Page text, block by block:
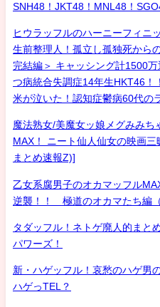
SNH48！JKT48！MNL48！
ヒウラッフルのハーニーフィニ
生前整理人！孤立し孤独死から
完結編＞ キャッシング計1500
つ病統合失調症14年生HKT46！
米が泣いた！認知症鬱病60代の
魔法熟女/美魔女ッ娘メグみみち
MAX！ ニート仙人仙女の映画
まとめ速報Z)]
乙女系腐男子のオカマッフル
逆襲！！ 極道のオカマたち編
タダッフル！ネトゲ廃人的まと
パワーズ！
新・ハゲッフル！哀愁のハゲ男
ハゲっTEL？